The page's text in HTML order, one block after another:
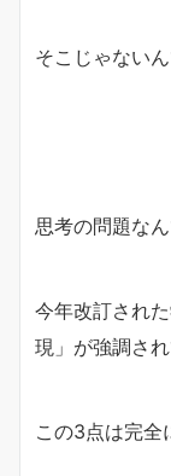
そこじゃないん
思考の問題なん
今年改訂され
現」が強調され
この3点は完全